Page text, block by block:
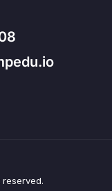
reserved.